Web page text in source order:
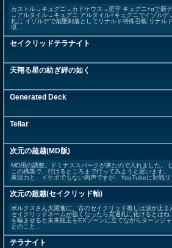
カストル→キュグニ→カドケウス→星守 キュグニ+αで新
→アルタイル→キュグニ アルタイル+キュグニでイゾルデ
札に イゾルデで焔聖剣落としてリナルド特殊召喚 リナル
収...
セイクリッドテラナイト
天翔る星の紡ぎ絆の如く
Generated Deck
Tellar
次元の超越(MD版)
MD用の調整。ドミナススパークが来たので入れました。
この構築で、行けるところまで行ってみようと思います。
表現力と、イケボでもない肉声ですが、YouTubeに対戦リ
次元の超越(セイクリッド軸)
ポルクスさん大躍進に、古のセイクリッド推しは涙が止ま
セイクリッドネームが強くなったら貫通札に化けるとは
を噛ませると未来龍王をEXゾーンに立てながらターンジ
とのこと...
テラナイト